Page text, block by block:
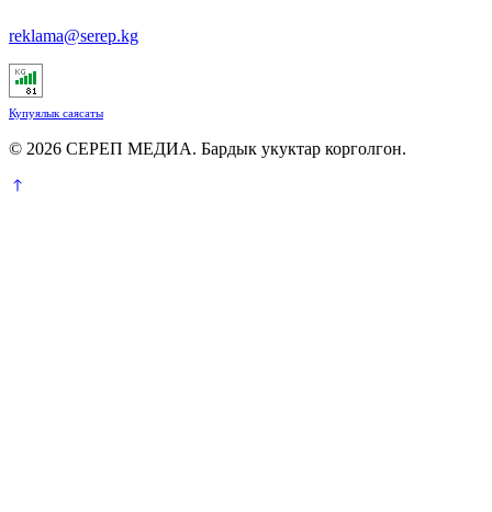
reklama@serep.kg
Купуялык саясаты
© 2026 СЕРЕП МЕДИА. Бардык укуктар корголгон.